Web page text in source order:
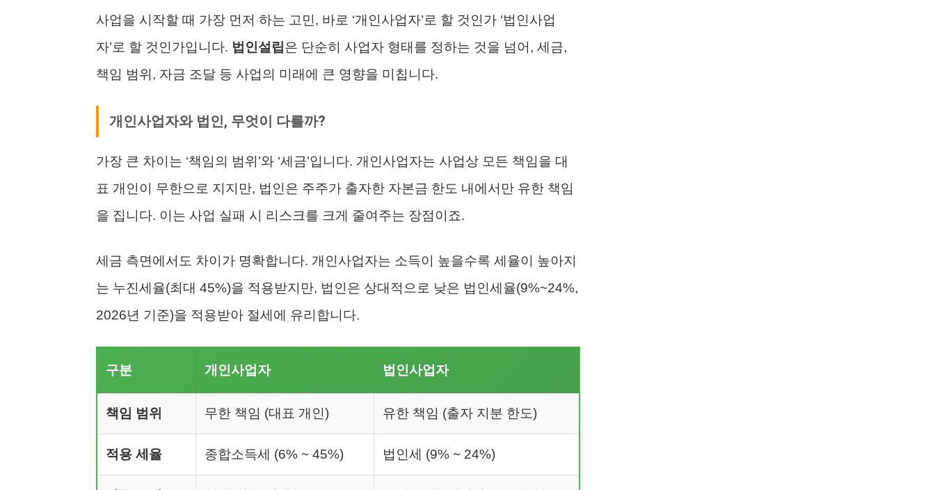
사업을 시작할 때 가장 먼저 하는 고민, 바로 ‘개인사업자’로 할 것인가 ‘법인사업
자’로 할 것인가입니다. 법인설립은 단순히 사업자 형태를 정하는 것을 넘어, 세금,
책임 범위, 자금 조달 등 사업의 미래에 큰 영향을 미칩니다.
개인사업자와 법인, 무엇이 다를까?
가장 큰 차이는 ‘책임의 범위’와 ‘세금’입니다. 개인사업자는 사업상 모든 책임을 대
표 개인이 무한으로 지지만, 법인은 주주가 출자한 자본금 한도 내에서만 유한 책임
을 집니다. 이는 사업 실패 시 리스크를 크게 줄여주는 장점이죠.
세금 측면에서도 차이가 명확합니다. 개인사업자는 소득이 높을수록 세율이 높아지
는 누진세율(최대 45%)을 적용받지만, 법인은 상대적으로 낮은 법인세율(9%~24%,
2026년 기준)을 적용받아 절세에 유리합니다.
구분 개인사업자 법인사업자
책임 범위 무한 책임 (대표 개인) 유한 책임 (출자 지분 한도)
적용 세율 종합소득세 (6% ~ 45%) 법인세 (9% ~ 24%)